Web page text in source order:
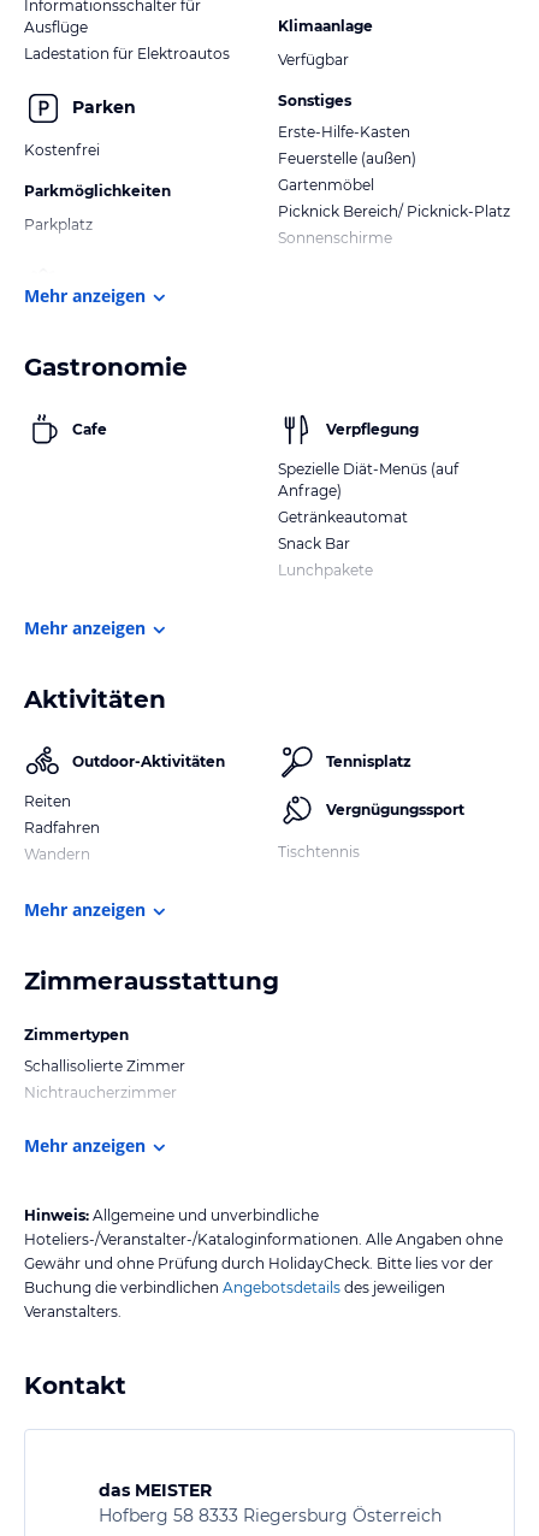
Informationsschalter für
Ausflüge
Ladestation für Elektroautos
Parken
Kostenfrei
Parkmöglichkeiten
Parkplatz
Klimaanlage
Verfügbar
Sonstiges
Erste-Hilfe-Kasten
Feuerstelle (außen)
Gartenmöbel
Picknick Bereich/ Picknick-Platz
Sonnenschirme
Mehr anzeigen
Gastronomie
Cafe Verpflegung
Spezielle Diät-Menüs (auf
Anfrage)
Getränkeautomat
Snack Bar
Lunchpakete
Mehr anzeigen
Aktivitäten
Outdoor-Aktivitäten
Reiten
Radfahren
Wandern
Tennisplatz
Vergnügungssport
Tischtennis
Mehr anzeigen
Zimmerausstattung
Zimmertypen
Schallisolierte Zimmer
Nichtraucherzimmer
Mehr anzeigen
Hinweis: Allgemeine und unverbindliche
Hoteliers-/Veranstalter-/Kataloginformationen. Alle Angaben ohne
Gewähr und ohne Prüfung durch HolidayCheck. Bitte lies vor der
Buchung die verbindlichen Angebotsdetails des jeweiligen
Veranstalters.
Kontakt
das MEISTER
Hofberg 58 8333 Riegersburg Österreich